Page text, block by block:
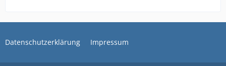
Datenschutzerklärung Impressum